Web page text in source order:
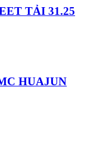
TẢI 31.25
HUAJUN